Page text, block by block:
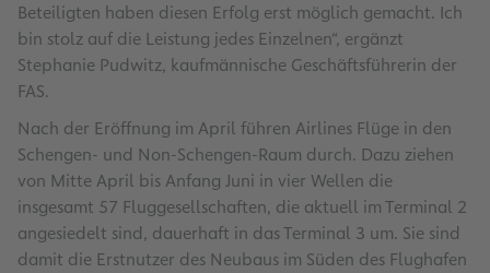
Beteiligten haben diesen Erfolg erst möglich gemacht. Ich
bin stolz auf die Leistung jedes Einzelnen“, ergänzt
Stephanie Pudwitz, kaufmännische Geschäftsführerin der
FAS.
Nach der Eröffnung im April führen Airlines Flüge in den
Schengen- und Non-Schengen-Raum durch. Dazu ziehen
von Mitte April bis Anfang Juni in vier Wellen die
insgesamt 57 Fluggesellschaften, die aktuell im Terminal 2
angesiedelt sind, dauerhaft in das Terminal 3 um. Sie sind
damit die Erstnutzer des Neubaus im Süden des Flughafen